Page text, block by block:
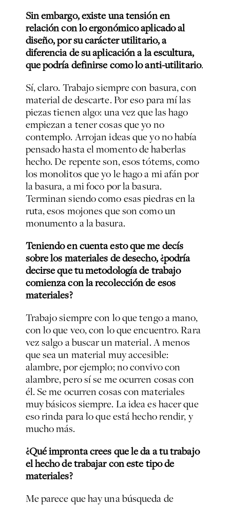
Sin embargo, existe una tensión en
relación con lo ergonómico aplicado al
diseño, por su carácter utilitario, a
diferencia de su aplicación a la escultura,
que podría definirse como lo anti-utilitario.
Sí, claro. Trabajo siempre con basura, con
material de descarte. Por eso para mí las
piezas tienen algo: una vez que las hago
empiezan a tener cosas que yo no
contemplo. Arrojan ideas que yo no había
pensado hasta el momento de haberlas
hecho. De repente son, esos tótems, como
los monolitos que yo le hago a mi afán por
la basura, a mi foco por la basura.
Terminan siendo como esas piedras en la
ruta, esos mojones que son como un
monumento a la basura.
Teniendo en cuenta esto que me decís
sobre los materiales de desecho, ¿podría
decirse que tu metodología de trabajo
comienza con la recolección de esos
materiales?
Trabajo siempre con lo que tengo a mano,
con lo que veo, con lo que encuentro. Rara
vez salgo a buscar un material. A menos
que sea un material muy accesible:
alambre, por ejemplo; no convivo con
alambre, pero sí se me ocurren cosas con
él. Se me ocurren cosas con materiales
muy básicos siempre. La idea es hacer que
eso rinda para lo que está hecho rendir, y
mucho más.
¿Qué impronta crees que le da a tu trabajo
el hecho de trabajar con este tipo de
materiales?
Me parece que hay una búsqueda de